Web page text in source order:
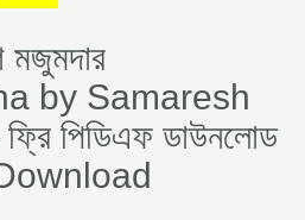
মজুমদার
by Samaresh
পিডিএফ ডাউনলোড